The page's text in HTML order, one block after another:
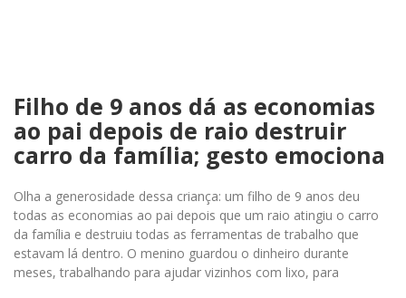
Filho de 9 anos dá as economias
ao pai depois de raio destruir
carro da família; gesto emociona
Olha a generosidade dessa criança: um filho de 9 anos deu
todas as economias ao pai depois que um raio atingiu o carro
da família e destruiu todas as ferramentas de trabalho que
estavam lá dentro. O menino guardou o dinheiro durante
meses, trabalhando para ajudar vizinhos com lixo, para